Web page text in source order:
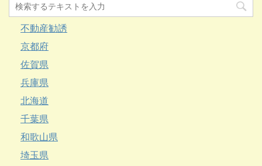
不動産勧誘
京都府
佐賀県
兵庫県
北海道
千葉県
和歌山県
埼玉県